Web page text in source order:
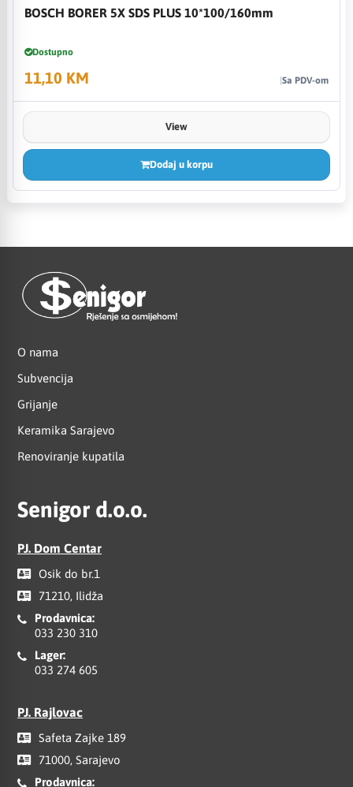
BOSCH BORER 5X SDS PLUS 10*100/160mm
Dostupno
11,10 KM Sa PDV-om
View
Dodaj u korpu
O nama
Subvencija
Grijanje
Keramika Sarajevo
Renoviranje kupatila
Senigor d.o.o.
PJ. Dom Centar
Osik do br.1
71210, Ilidža
Prodavnica:
033 230 310
Lager:
033 274 605
PJ. Rajlovac
Safeta Zajke 189
71000, Sarajevo
Prodavnica: